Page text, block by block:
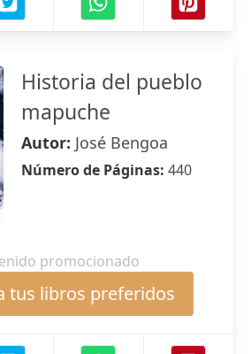
Historia del pueblo
mapuche
Autor: José Bengoa
Número de Páginas: 440
promocionado
tus libros preferidos